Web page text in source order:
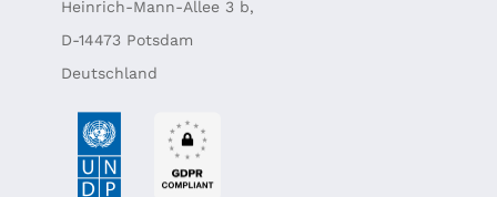
Heinrich-Mann-Allee 3 b,
D-14473 Potsdam
Deutschland